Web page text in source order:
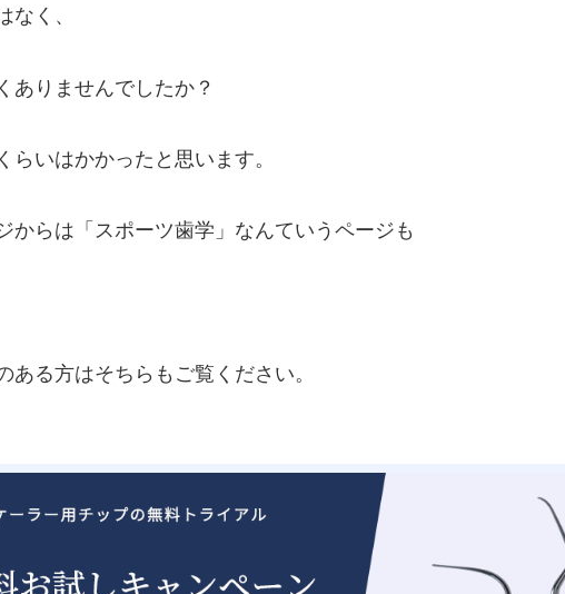
なく、
ありませんでしたか？
らいはかかったと思います。
からは「スポーツ歯学」なんていうページも
ある方はそちらもご覧ください。